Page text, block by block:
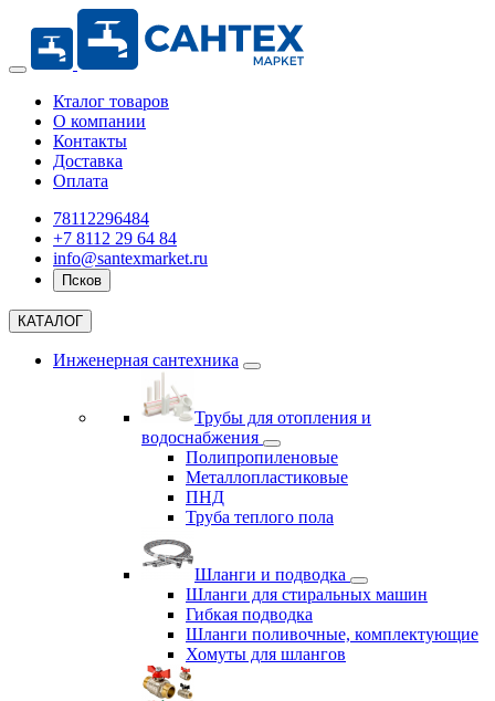
Кталог товаров
О компании
Контакты
Доставка
Оплата
78112296484
+7 8112 29 64 84
info@santexmarket.ru
Псков
КАТАЛОГ
Инженерная сантехника
Трубы для отопления и
водоснабжения
Полипропиленовые
Металлопластиковые
ПНД
Труба теплого пола
Шланги и подводка
Шланги для стиральных машин
Гибкая подводка
Шланги поливочные, комплектующие
Хомуты для шлангов